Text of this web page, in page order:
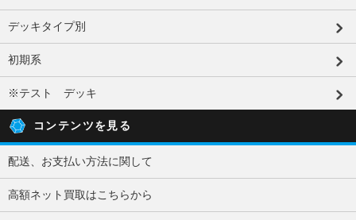
デッキタイプ別
初期系
※テスト デッキ
コンテンツを見る
配送、お支払い方法に関して
高額ネット買取はこちらから